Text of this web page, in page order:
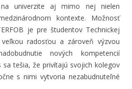
univerzite aj mimo nej nielen
kontexte. Možnosť
je pre študentov Technickej
radosťou a zároveň výzvou
nových kompetencií
sa tešia, že privítajú svojich kolegov
s nimi vytvoria nezabudnuteľné